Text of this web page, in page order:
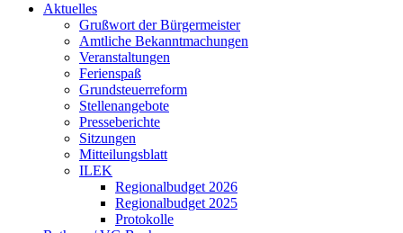
Aktuelles
Grußwort der Bürgermeister
Amtliche Bekanntmachungen
Veranstaltungen
Ferienspaß
Grundsteuerreform
Stellenangebote
Presseberichte
Sitzungen
Mitteilungsblatt
ILEK
Regionalbudget 2026
Regionalbudget 2025
Protokolle